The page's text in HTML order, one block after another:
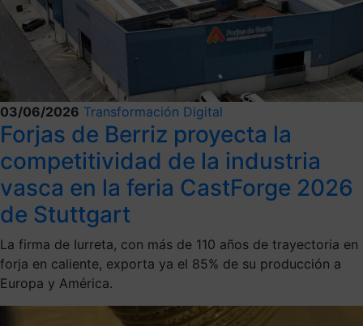
03/06/2026 Transformación Digital
Forjas de Berriz proyecta la
competitividad de la industria
vasca en la feria CastForge 2026
de Stuttgart
La firma de Iurreta, con más de 110 años de trayectoria en
forja en caliente, exporta ya el 85% de su producción a
Europa y América.